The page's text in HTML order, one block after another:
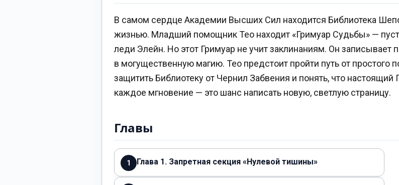
В самом сердце Академии Высших Сил находится Библиотека
жизнью. Младший помощник Тео находит «Гримуар Судьбы» —
леди Элейн. Но этот Гримуар не учит заклинаниям. Он записывает
в могущественную магию. Тео предстоит пройти путь от простого
защитить Библиотеку от Чернил Забвения и понять, что
каждое мгновение — это шанс написать новую, светлую страницу.
Главы
1 Глава 1. Запретная секция «Нулевой тишины»